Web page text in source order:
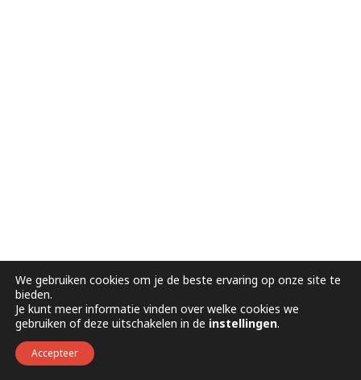
We gebruiken cookies om je de beste ervaring op onze site te
bieden.
Je kunt meer informatie vinden over welke cookies we
gebruiken of deze uitschakelen in de instellingen.
Accepteer